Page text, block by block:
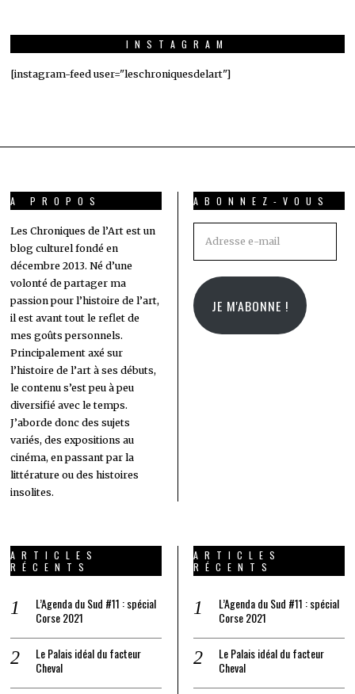
INSTAGRAM
[instagram-feed user="leschroniquesdelart"]
A PROPOS
Les Chroniques de l’Art est un
blog culturel fondé en
décembre 2013. Né d’une
volonté de partager ma
passion pour l’histoire de l’art,
il est avant tout le reflet de
mes goûts personnels.
Principalement axé sur
l’histoire de l’art à ses débuts,
le contenu s’est peu à peu
diversifié avec le temps.
J’aborde donc des sujets
variés, des expositions au
cinéma, en passant par la
littérature ou des histoires
insolites.
ABONNEZ-VOUS
JE M'ABONNE !
ARTICLES
RÉCENTS
L’Agenda du Sud #11 : spécial
Corse 2021
Le Palais idéal du facteur
Cheval
ARTICLES
RÉCENTS
L’Agenda du Sud #11 : spécial
Corse 2021
Le Palais idéal du facteur
Cheval